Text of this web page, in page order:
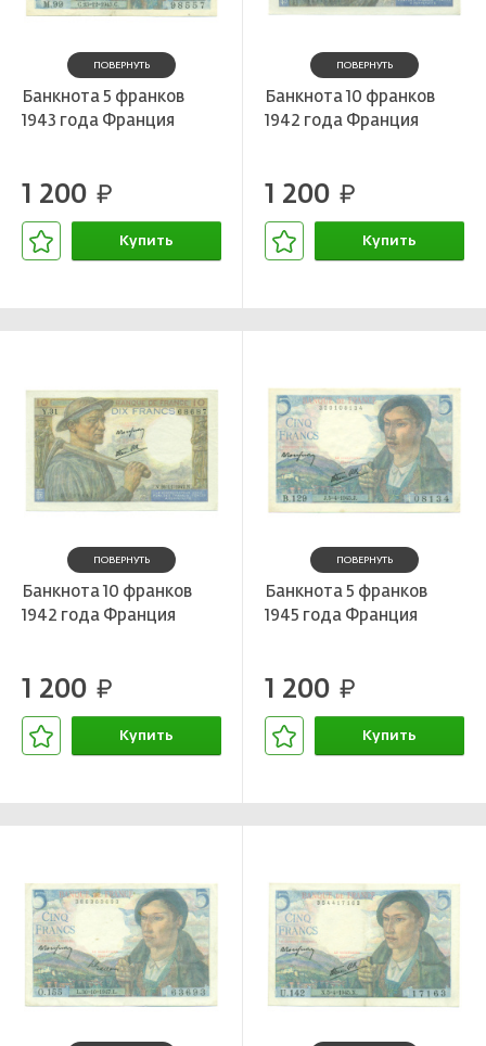
ПОВЕРНУТЬ
Банкнота 5 франков
1943 года Франция
1 200 руб.
Купить
ПОВЕРНУТЬ
Банкнота 10 франков
1942 года Франция
1 200 руб.
Купить
ПОВЕРНУТЬ
Банкнота 10 франков
1942 года Франция
1 200 руб.
Купить
ПОВЕРНУТЬ
Банкнота 5 франков
1945 года Франция
1 200 руб.
Купить